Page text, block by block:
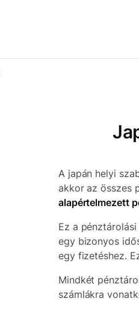
A japán helyi
akkor az összes
alapértelmezett
Ez a
egy bizonyos
egy fizetéshez.
Mindkét
számlákra